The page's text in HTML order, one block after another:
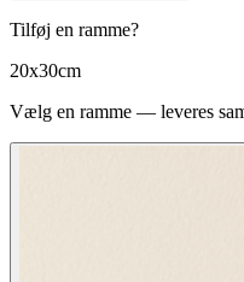
Tilføj en ramme?
20x30cm
Vælg en ramme — leveres